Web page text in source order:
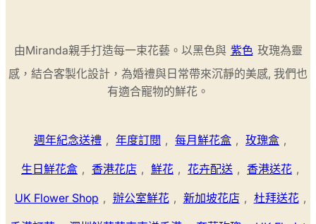
由Miranda親手打造每一束花藝。以黑色與 紫色 玫瑰為靈
感，結合客製化設計，為婚禮與日常帶來沉靜的美感, 我們也
有適合寵物的鮮花。
週年紀念送禮 , 年度訂閱 , 每月鮮花盒 , 玫瑰盒 ,
生日鮮花盒 , 香港花店 , 鮮花 , 花卉配送 , 香港送花 ,
UK Flower Shop , 辦公室鮮花 , 新加坡花店 , 杜拜送花 ,